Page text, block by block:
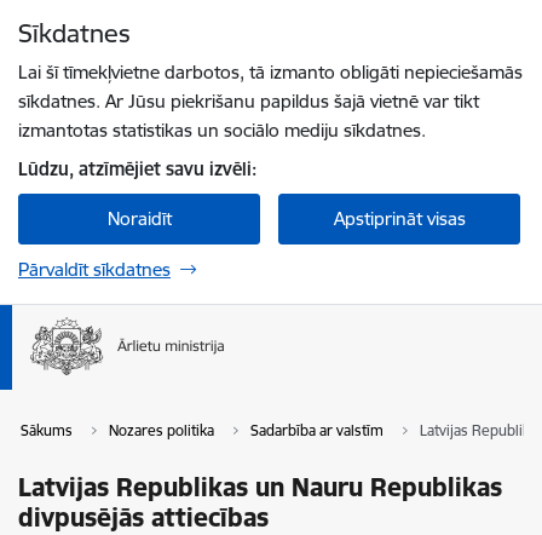
Sīkdatnes
Lai šī tīmekļvietne darbotos, tā izmanto obligāti nepieciešamās
sīkdatnes. Ar Jūsu piekrišanu papildus šajā vietnē var tikt
izmantotas statistikas un sociālo mediju sīkdatnes.
Lūdzu, atzīmējiet savu izvēli:
Noraidīt Apstiprināt visas
Pārvaldīt sīkdatnes
Sākums Nozares politika Sadarbība ar valstīm Latvijas
Latvijas Republikas un Nauru Republikas
divpusējās attiecības